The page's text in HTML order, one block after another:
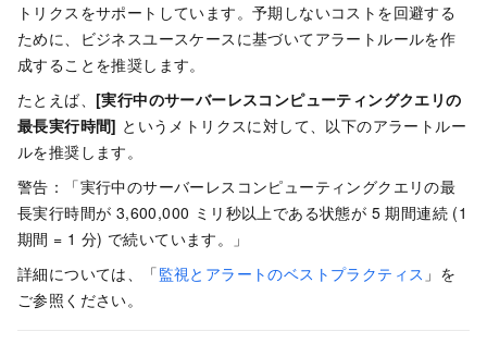
トリクスをサポートしています。予期しないコストを回避する
ために、ビジネスユースケースに基づいてアラートルールを作
成することを推奨します。
たとえば、 [実行中のサーバーレスコンピューティングクエリの
最長実行時間] というメトリクスに対して、以下のアラートルー
ルを推奨します。
警告：「実行中のサーバーレスコンピューティングクエリの最
長実行時間が 3,600,000 ミリ秒以上である状態が 5 期間連続 (1
期間 = 1 分) で続いています。」
詳細については、「監視とアラートのベストプラクティス 」を
ご参照ください。